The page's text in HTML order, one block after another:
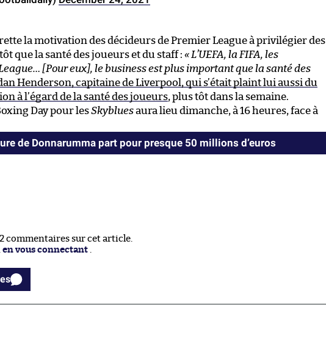
la motivation des décideurs de Premier League à privilégier des
que la santé des joueurs et du staff : « L’UEFA, la FIFA, les
[Pour eux], le business est plus important que la santé des
Henderson, capitaine de Liverpool, qui s’était plaint lui aussi du
à l’égard de la santé des joueurs, plus tôt dans la semaine.
Day pour lesSkybluesaura lieu dimanche, à 16 heures, face à
de Donnarumma part pour presque 50 millions d’euros
commentaires sur cet article.
en vous connectant .